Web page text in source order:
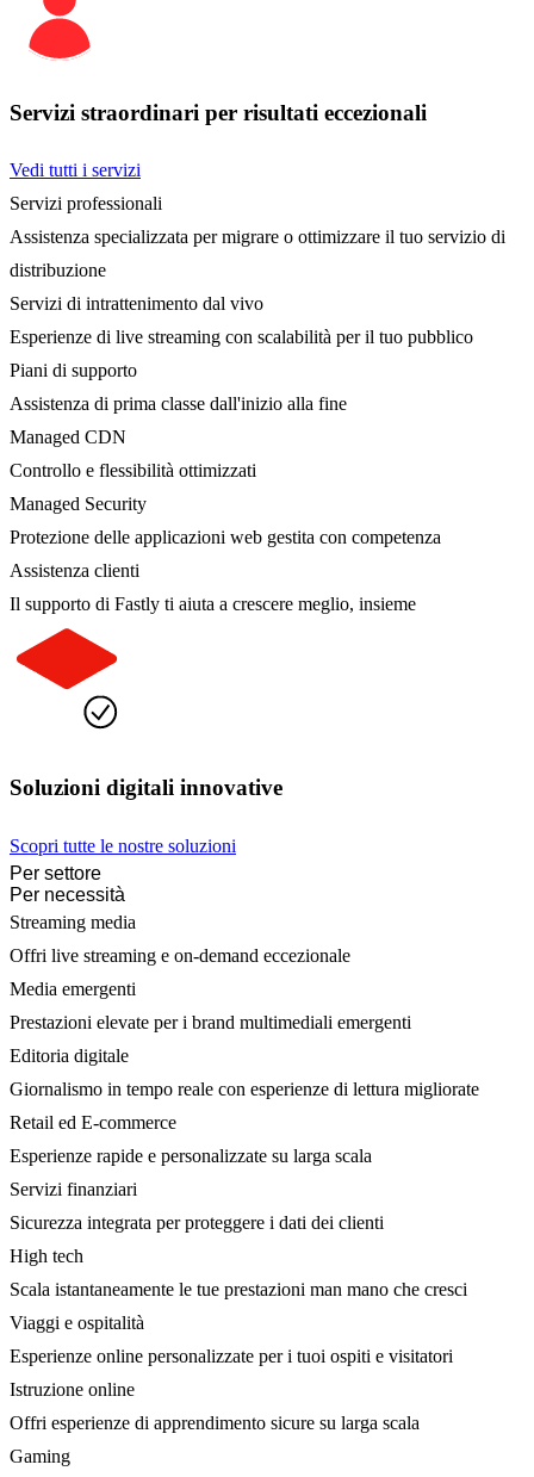
Servizi straordinari per risultati eccezionali
Vedi tutti i servizi
Servizi professionali
Assistenza specializzata per migrare o ottimizzare il tuo servizio di
distribuzione
Servizi di intrattenimento dal vivo
Esperienze di live streaming con scalabilità per il tuo pubblico
Piani di supporto
Assistenza di prima classe dall'inizio alla fine
Managed CDN
Controllo e flessibilità ottimizzati
Managed Security
Protezione delle applicazioni web gestita con competenza
Assistenza clienti
Il supporto di Fastly ti aiuta a crescere meglio, insieme
Soluzioni digitali innovative
Scopri tutte le nostre soluzioni
Per settore
Per necessità
Streaming media
Offri live streaming e on-demand eccezionale
Media emergenti
Prestazioni elevate per i brand multimediali emergenti
Editoria digitale
Giornalismo in tempo reale con esperienze di lettura migliorate
Retail ed E-commerce
Esperienze rapide e personalizzate su larga scala
Servizi finanziari
Sicurezza integrata per proteggere i dati dei clienti
High tech
Scala istantaneamente le tue prestazioni man mano che cresci
Viaggi e ospitalità
Esperienze online personalizzate per i tuoi ospiti e visitatori
Istruzione online
Offri esperienze di apprendimento sicure su larga scala
Gaming